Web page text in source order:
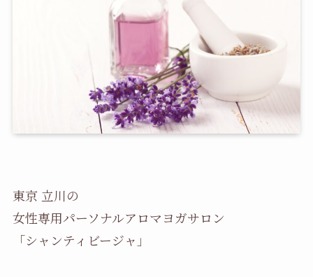
東京 立川の
女性専用パーソナルアロマヨガサロン
「シャンティビージャ」